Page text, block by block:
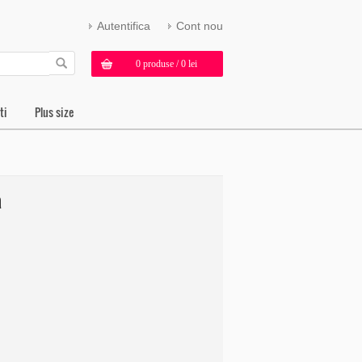
Autentifica Cont nou
0 produse / 0 lei
Plus size